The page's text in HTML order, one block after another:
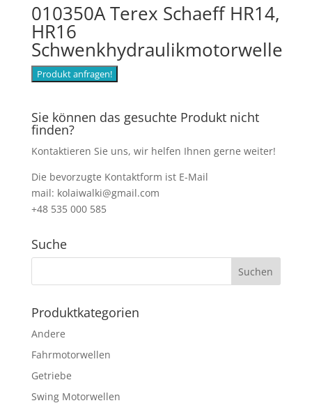
010350A Terex Schaeff HR14,
HR16
Schwenkhydraulikmotorwelle
Produkt anfragen!
Sie können das gesuchte Produkt nicht
finden?
Kontaktieren Sie uns, wir helfen Ihnen gerne weiter!
Die bevorzugte Kontaktform ist E-Mail
mail: kolaiwalki@gmail.com
+48 535 000 585
Suche
Produktkategorien
Andere
Fahrmotorwellen
Getriebe
Swing Motorwellen